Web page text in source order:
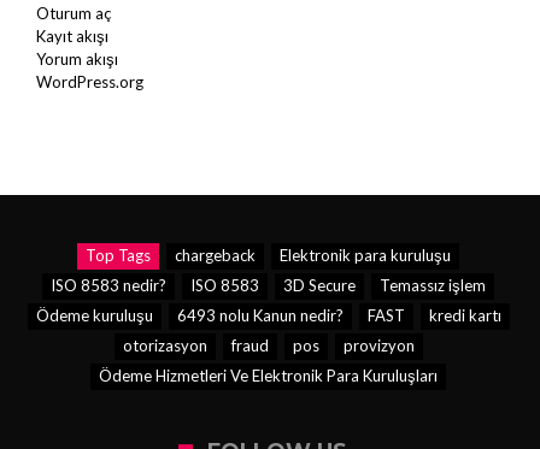
Oturum aç
Kayıt akışı
Yorum akışı
WordPress.org
Top Tags chargeback
Elektronik para kuruluşu
ISO 8583 nedir?
ISO 8583 3D Secure
Temassız işlem
Ödeme kuruluşu
6493 nolu Kanun nedir? FAST
kredi kartı
otorizasyon
fraud pos
provizyon
Ödeme Hizmetleri Ve Elektronik Para Kuruluşları